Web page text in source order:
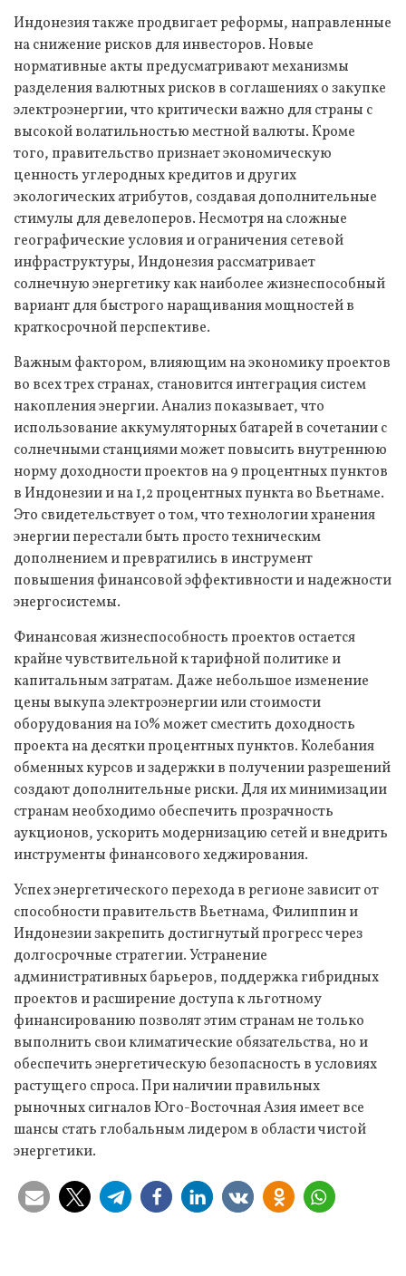
Индонезия также продвигает реформы, направленные
на снижение рисков для инвесторов. Новые
нормативные акты предусматривают механизмы
разделения валютных рисков в соглашениях о закупке
электроэнергии, что критически важно для страны с
высокой волатильностью местной валюты. Кроме
того, правительство признает экономическую
ценность углеродных кредитов и других
экологических атрибутов, создавая дополнительные
стимулы для девелоперов. Несмотря на сложные
географические условия и ограничения сетевой
инфраструктуры, Индонезия рассматривает
солнечную энергетику как наиболее жизнеспособный
вариант для быстрого наращивания мощностей в
краткосрочной перспективе.
Важным фактором, влияющим на экономику проектов
во всех трех странах, становится интеграция систем
накопления энергии. Анализ показывает, что
использование аккумуляторных батарей в сочетании с
солнечными станциями может повысить внутреннюю
норму доходности проектов на 9 процентных пунктов
в Индонезии и на 1,2 процентных пункта во Вьетнаме.
Это свидетельствует о том, что технологии хранения
энергии перестали быть просто техническим
дополнением и превратились в инструмент
повышения финансовой эффективности и надежности
энергосистемы.
Финансовая жизнеспособность проектов остается
крайне чувствительной к тарифной политике и
капитальным затратам. Даже небольшое изменение
цены выкупа электроэнергии или стоимости
оборудования на 10% может сместить доходность
проекта на десятки процентных пунктов. Колебания
обменных курсов и задержки в получении разрешений
создают дополнительные риски. Для их минимизации
странам необходимо обеспечить прозрачность
аукционов, ускорить модернизацию сетей и внедрить
инструменты финансового хеджирования.
Успех энергетического перехода в регионе зависит от
способности правительств Вьетнама, Филиппин и
Индонезии закрепить достигнутый прогресс через
долгосрочные стратегии. Устранение
административных барьеров, поддержка гибридных
проектов и расширение доступа к льготному
финансированию позволят этим странам не только
выполнить свои климатические обязательства, но и
обеспечить энергетическую безопасность в условиях
растущего спроса. При наличии правильных
рыночных сигналов Юго-Восточная Азия имеет все
шансы стать глобальным лидером в области чистой
энергетики.